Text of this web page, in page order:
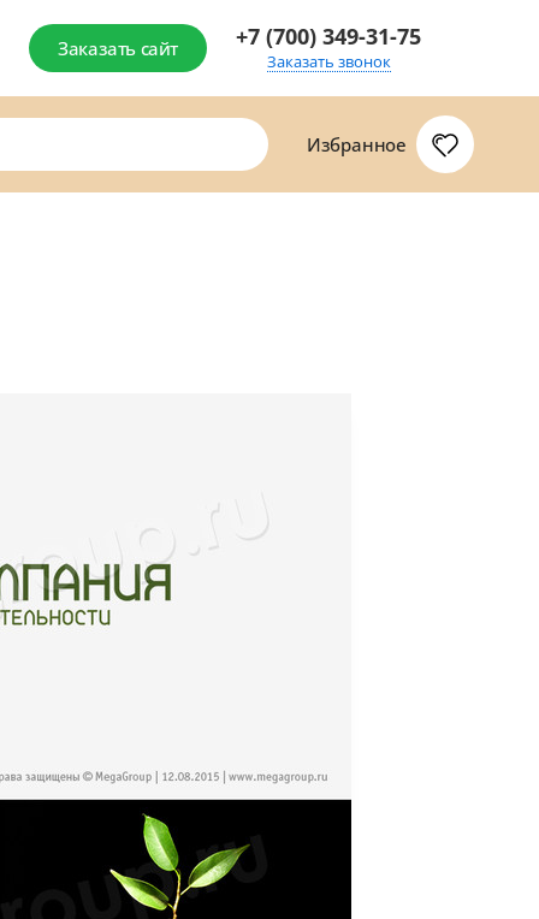
Заказать сайт +7 (700) 349-31-75
Заказать звонок
Избранное